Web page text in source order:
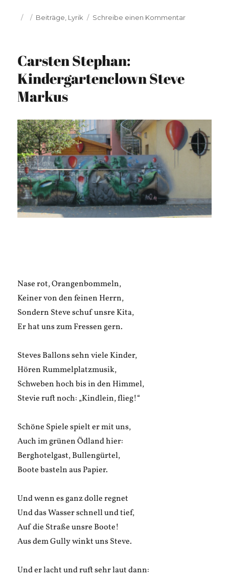
Veröffentlicht
Kategorien
Beiträge Lyrik Schreibe einen Kommentarzu
Carsten Stephan:
Kindergartenclown Steve
Markus
Nase rot, Orangenbommeln,
Keiner von den feinen Herrn,
Sondern Steve schuf unsre Kita,
Er hat uns zum Fressen gern.
Steves Ballons sehn viele Kinder,
Hören Rummelplatzmusik,
Schweben hoch bis in den Himmel,
Stevie ruft noch: „Kindlein, flieg!“
Schöne Spiele spielt er mit uns,
Auch im grünen Ödland hier:
Berghotelgast, Bullengürtel,
Boote basteln aus Papier.
Und wenn es ganz dolle regnet
Und das Wasser schnell und tief,
Auf die Straße unsre Boote!
Aus dem Gully winkt uns Steve.
Und er lacht und ruft sehr laut dann: